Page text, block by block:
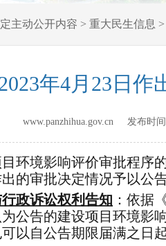
主动公开内容 > 重大民生信息
年4月23日
www.panzhihua.gov.cn 发布时
环境影响评价审批程序
的审批决定情况予以公
政诉讼权利告知 ：依据
公告的建设项目环境影
以自公告期限届满之日